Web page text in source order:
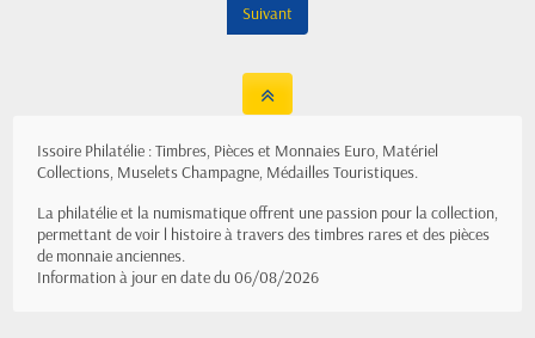
Suivant
Issoire Philatélie : Timbres, Pièces et Monnaies Euro, Matériel
Collections, Muselets Champagne, Médailles Touristiques.
La philatélie et la numismatique offrent une passion pour la collection,
permettant de voir l histoire à travers des timbres rares et des pièces
de monnaie anciennes.
Information à jour en date du 06/08/2026